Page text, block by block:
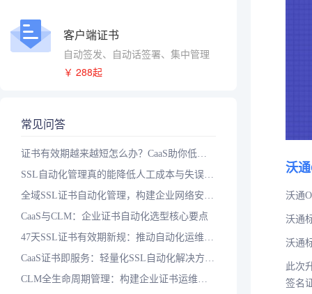
客户端证书
自动签发、自动话签署、集中管理
￥ 288起
常见问答
证书有效期越来越短怎么办？CaaS助你低成本实现自动化
SSL自动化管理真的能降低人工成本与失误率吗？落地三步走
全域SSL证书自动化管理，构建企业网络安全智能防护体系
CaaS与CLM：企业证书自动化选型核心要点
47天SSL证书有效期新规：推动自动化运维升级的关键一步
CaaS证书即服务：轻量化SSL自动化解决方案，应对短周期证书时代
CLM全生命周期管理：构建企业证书运维标准化防护体系
沃
沃通
沃通
沃通
此次
签名